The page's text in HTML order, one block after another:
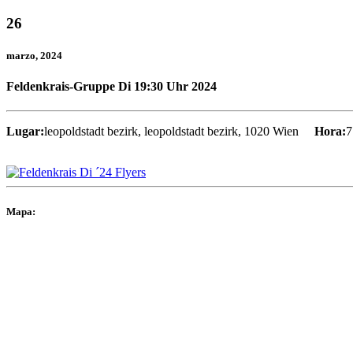
26
marzo, 2024
Feldenkrais-Gruppe Di 19:30 Uhr 2024
Lugar:leopoldstadt bezirk, leopoldstadt bezirk, 1020 Wien Hora:
Mapa: